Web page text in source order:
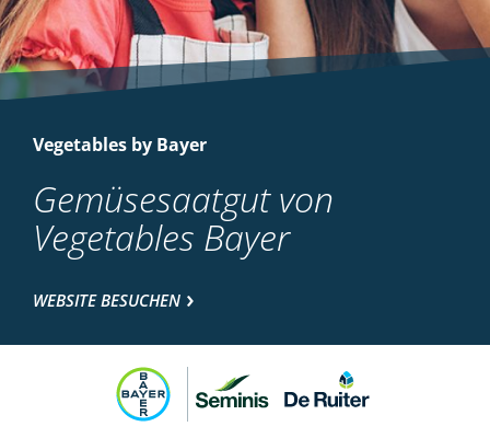
Vegetables by Bayer
Gemüsesaatgut von
Vegetables Bayer
WEBSITE BESUCHEN